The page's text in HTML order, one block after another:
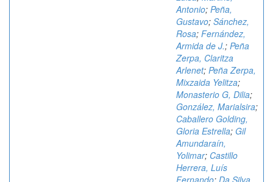
Antonio; Peña,
Gustavo; Sánchez,
Rosa; Fernández,
Armida de J.; Peña
Zerpa, Claritza
Arlenet; Peña Zerpa,
Mixzaida Yelitza;
Monasterio G, Dilia;
González, Marialsira;
Caballero Golding,
Gloria Estrella; Gil
Amundaraín,
Yolimar; Castillo
Herrera, Luís
Fernando; Da Silva